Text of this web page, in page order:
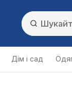
Дім і сад